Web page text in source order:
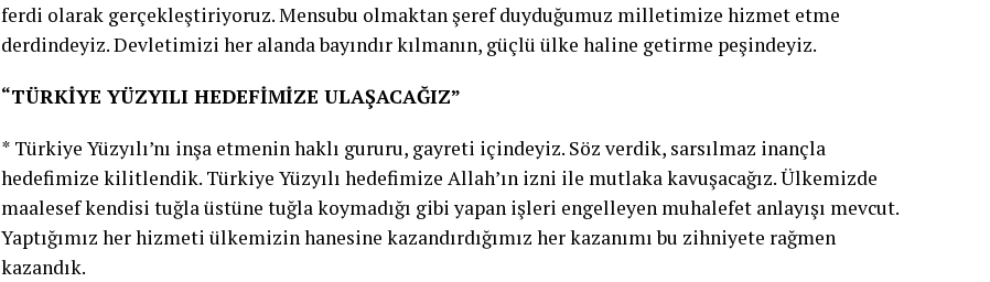
ferdi olarak gerçekleştiriyoruz. Mensubu olmaktan şeref duyduğumuz milletimize hizmet etme
derdindeyiz. Devletimizi her alanda bayındır kılmanın, güçlü ülke haline getirme peşindeyiz.
“TÜRKİYE YÜZYILI HEDEFİMİZE ULAŞACAĞIZ”
* Türkiye Yüzyılı’nı inşa etmenin haklı gururu, gayreti içindeyiz. Söz verdik, sarsılmaz inançla
hedefimize kilitlendik. Türkiye Yüzyılı hedefimize Allah’ın izni ile mutlaka kavuşacağız. Ülkemizde
maalesef kendisi tuğla üstüne tuğla koymadığı gibi yapan işleri engelleyen muhalefet anlayışı mevcut.
Yaptığımız her hizmeti ülkemizin hanesine kazandırdığımız her kazanımı bu zihniyete rağmen
kazandık.